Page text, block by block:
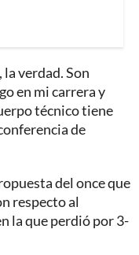
verdad. Son
en mi carrera y
técnico tiene
de
del once que
respecto al
la que perdió por 3-